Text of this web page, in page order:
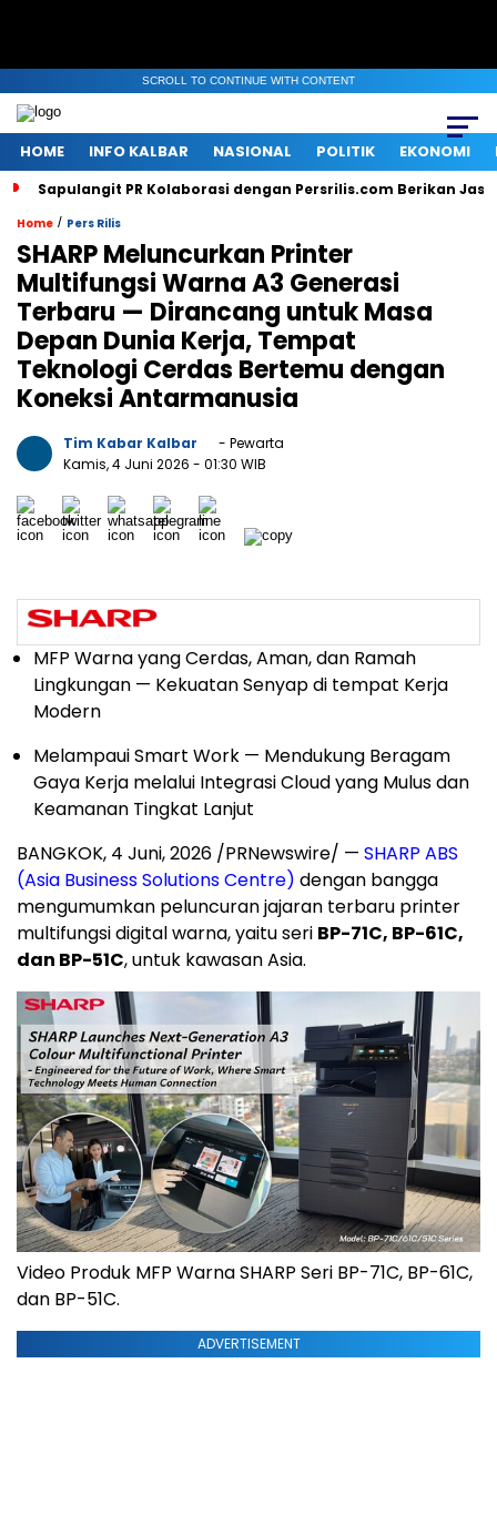
SCROLL TO CONTINUE WITH CONTENT
HOME INFO KALBAR NASIONAL POLITIK EKONOMI
Sapulangit PR Kolaborasi dengan Persrilis.com Berikan
Home / Pers Rilis
SHARP Meluncurkan Printer
Multifungsi Warna A3 Generasi
Terbaru — Dirancang untuk Masa
Depan Dunia Kerja, Tempat
Teknologi Cerdas Bertemu dengan
Koneksi Antarmanusia
Tim Kabar Kalbar
- Pewarta
Kamis, 4 Juni 2026 - 01:30 WIB
MFP Warna yang Cerdas, Aman, dan Ramah
Lingkungan — Kekuatan Senyap di tempat Kerja
Modern
Melampaui Smart Work — Mendukung Beragam
Gaya Kerja melalui Integrasi Cloud yang Mulus dan
Keamanan Tingkat Lanjut
BANGKOK, 4 Juni, 2026 /PRNewswire/ — SHARP ABS
(Asia Business Solutions Centre) dengan bangga
mengumumkan peluncuran jajaran terbaru printer
multifungsi digital warna, yaitu seri BP-71C, BP-61C,
dan BP-51C, untuk kawasan Asia.
Video Produk MFP Warna SHARP Seri BP-71C, BP-61C,
dan BP-51C.
ADVERTISEMENT